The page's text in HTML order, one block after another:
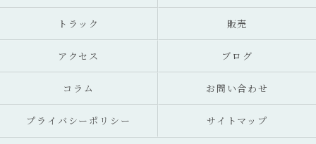
トラック 販売
アクセス ブログ
コラム お問い合わせ
プライバシーポリシー サイトマップ